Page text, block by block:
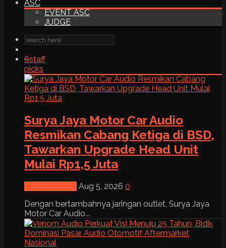
ASC
EVENT ASC
JUDGE
6staff
picks
Surya Jaya Motor Car Audio
Resmikan Cabang Ketiga di BSD,
Tawarkan Upgrade Head Unit
Mulai Rp1,5 Juta
Aug 5, 2026 0
Dengan bertambahnya jaringan outlet, Surya Jaya
Motor Car Audio...